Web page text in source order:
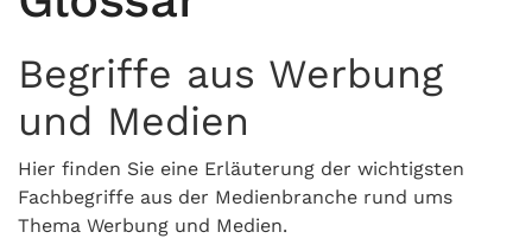
Begriffe aus Werbung
und Medien
Hier finden Sie eine Erläuterung der wichtigsten
Fachbegriffe aus der Medienbranche rund ums
Thema Werbung und Medien.